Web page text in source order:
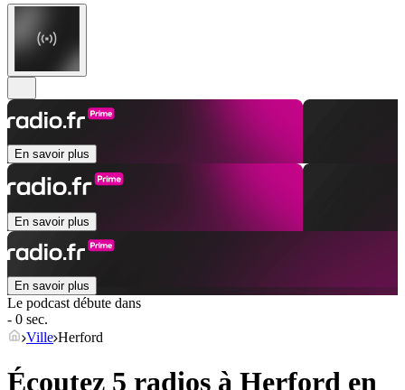
En savoir plus
En savoir plus
En savoir plus
Le podcast débute dans
- 0 sec.
Ville Herford
Écoutez 5 radios à Herford en